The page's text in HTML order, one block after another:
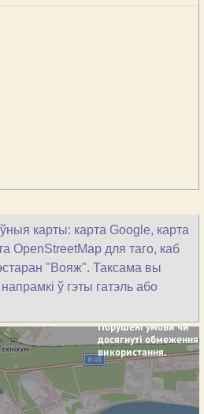
карты: карта Google, карта
OpenStreetMap для таго, каб
"Вояж". Таксама вы
ў гэты гатэль або